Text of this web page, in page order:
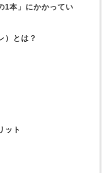
1本」にかかってい
）とは？
ット